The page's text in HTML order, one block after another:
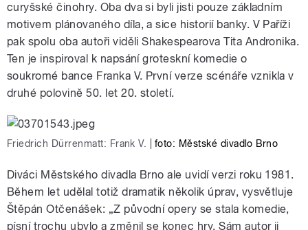
pause
curyšské činohry. Oba dva si byli jisti pouze základním
motivem plánovaného díla, a sice historií banky. V Paříži
pak spolu oba autoři viděli Shakespearova Tita Andronika.
Ten je inspiroval k napsání groteskní komedie o
soukromé bance Franka V. První verze scénáře vznikla v
druhé polovině 50. let 20. století.
Friedrich Dürrenmatt: Frank V. foto: Městské divadlo Brno
Diváci Městského divadla Brno ale uvidí verzi roku 1981.
Během let udělal totiž dramatik několik úprav, vysvětluje
Štěpán Otčenášek: „Z původní opery se stala komedie,
písní trochu ubylo a změnil se konec hry. Sám autor ji